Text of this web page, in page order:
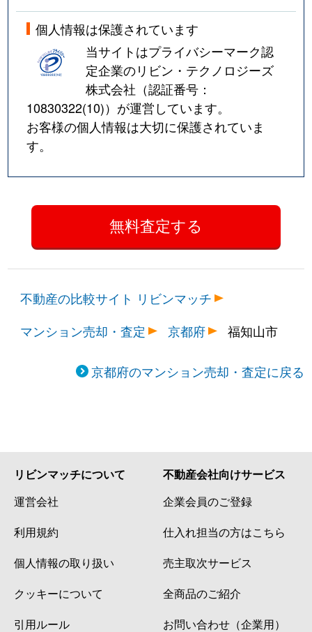
個人情報は保護されています
当サイトはプライバシーマーク認
定企業のリビン・テクノロジーズ
株式会社（認証番号：
10830322(10)）が運営しています。
お客様の個人情報は大切に保護されていま
す。
不動産の比較サイト リビンマッチ
マンション売却・査定
京都府 福知山市
京都府のマンション売却・査定に戻る
リビンマッチについて
運営会社
利用規約
個人情報の取り扱い
クッキーについて
引用ルール
不動産会社向けサービス
企業会員のご登録
仕入れ担当の方はこちら
売主取次サービス
全商品のご紹介
お問い合わせ（企業用）